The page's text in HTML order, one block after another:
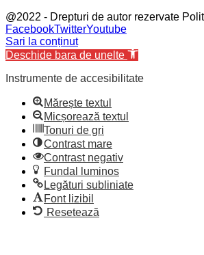
@2022 - Drepturi de autor rezervate
FacebookTwitterYoutube
Sari la conținut
Deschide bara de unelte
Instrumente de accesibilitate
Mărește textul
Micșorează textul
Tonuri de gri
Contrast mare
Contrast negativ
Fundal luminos
Legături subliniate
Font lizibil
Resetează